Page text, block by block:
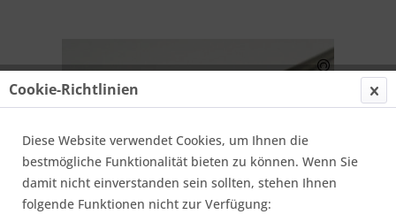
Cookie-Richtlinien
Diese Website verwendet Cookies, um Ihnen die
bestmögliche Funktionalität bieten zu können. Wenn Sie
damit nicht einverstanden sein sollten, stehen Ihnen
folgende Funktionen nicht zur Verfügung: